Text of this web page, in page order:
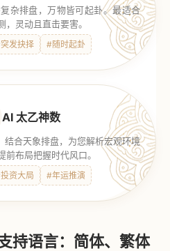
杂排盘，万物皆可起卦。最适合
灵动且直击要害。
发抉择 #随时起卦
AI 太乙神数
结合天象排盘，为您解析宏观环境
布局把握时代风口。
资大局 #年运推演
持语言：简体、繁体